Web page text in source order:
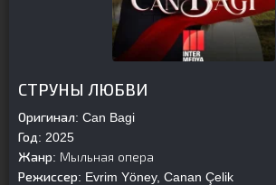
СТРУНЫ ЛЮБВИ
Оригинал: Can Bagi
Год: 2025
Жанр: Мыльная опера
Режиссер: Evrim Yöney, Canan Çelik